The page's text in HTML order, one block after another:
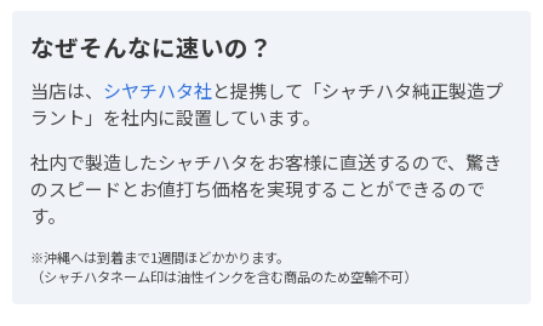
なぜそんなに速いの？
当店は、 シヤチハタ社と提携して「シャチハタ純正製造プ
ラント」を社内に設置しています。
社内で製造したシャチハタをお客様に直送するので、驚き
のスピードとお値打ち価格を実現することができるので
す。
※沖縄へは到着まで1週間ほどかかります。
（シャチハタネーム印は油性インクを含む商品のため空輸不可）